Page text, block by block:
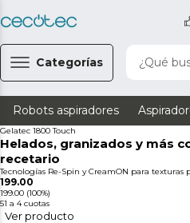
Categorías ¿Qué
Robots aspiradores
Gelatec 1800 Touch
Helados, granizados y más
recetario
Tecnologías Re-Spin y CreamON para texturas
199.00
199.00 (100%)
51 a 4 cuotas
Ver producto